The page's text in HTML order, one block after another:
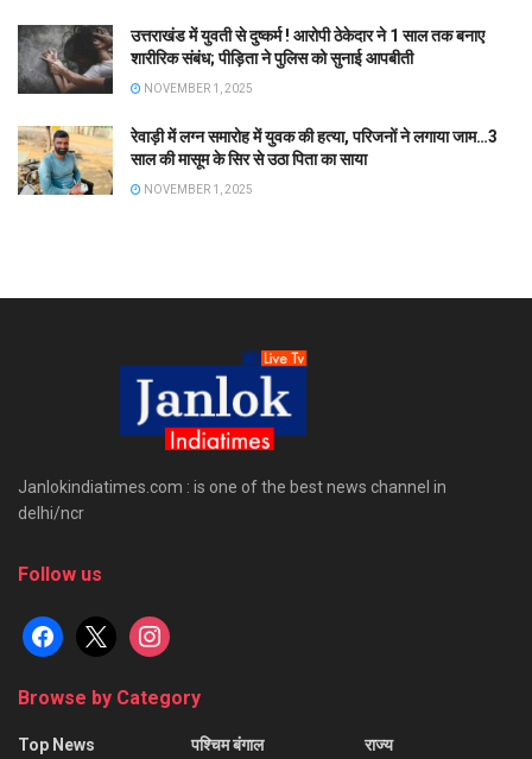
उत्तराखंड में युवती से दुष्कर्म ! आरोपी ठेकेदार ने 1 साल तक बनाए
शारीरिक संबंध; पीड़िता ने पुलिस को सुनाई आपबीती
NOVEMBER 1, 2025
रेवाड़ी में लग्न समारोह में युवक की हत्या, परिजनों ने लगाया जाम…3
साल की मासूम के सिर से उठा पिता का साया
NOVEMBER 1, 2025
Janlokindiatimes.com : is one of the best news channel in
delhi/ncr
Follow us
facebook
x instagram
Browse by Category
Top News
पश्चिम बंगाल
राज्य